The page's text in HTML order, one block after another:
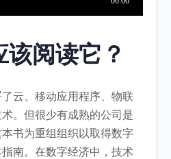
阅读它？
云、移动应用程序、物联
。但很少有成熟的公司是
书为重组组织以取得数字
南。在数字经济中，技术